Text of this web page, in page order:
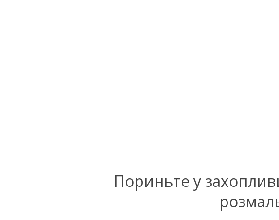
Пориньте у